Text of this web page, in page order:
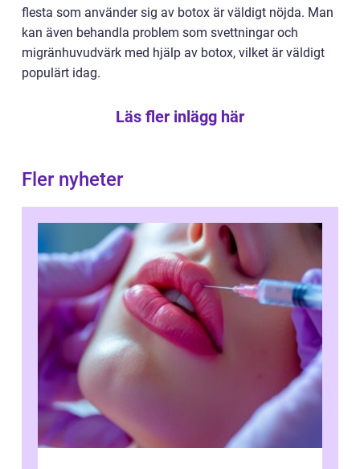
flesta som använder sig av botox är väldigt nöjda. Man
kan även behandla problem som svettningar och
migränhuvudvärk med hjälp av botox, vilket är väldigt
populärt idag.
Läs fler inlägg här
Fler nyheter